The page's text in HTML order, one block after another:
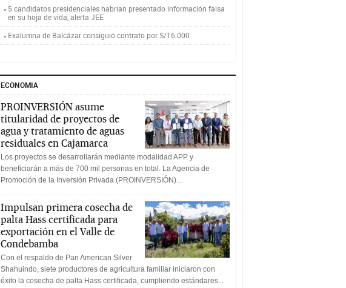
5 candidatos presidenciales habrían presentado información falsa
en su hoja de vida, alerta JEE
Exalumna de Balcázar consiguió contrato por S/16.000
ECONOMIA
PROINVERSIÓN asume
titularidad de proyectos de
agua y tratamiento de aguas
residuales en Cajamarca
Los proyectos se desarrollarán mediante modalidad APP y
beneficiarán a más de 700 mil personas en total. La Agencia de
Promoción de la Inversión Privada (PROINVERSIÓN)...
Impulsan primera cosecha de
palta Hass certificada para
exportación en el Valle de
Condebamba
Con el respaldo de Pan American Silver
Shahuindo, siete productores de agricultura familiar iniciaron con
éxito la cosecha de palta Hass certificada, cumpliendo estándares...